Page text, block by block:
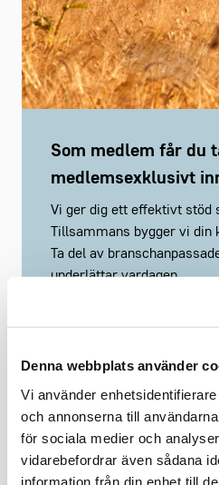
Denna webbplats använder
Vi använder
och annonserna till
för sociala medier och
vidarebefordrar även sådana
information från din enhet till
Som medlem får du
medlemsexklusivt
Vi ger dig ett effektivt stöd
Tillsammans bygger vi din
Ta del av
underlättar vardagen.